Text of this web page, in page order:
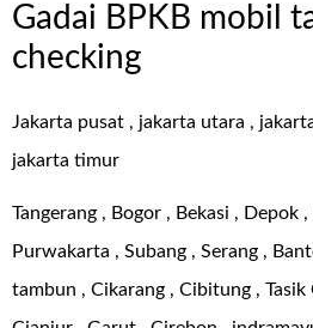
Gadai BPKB mobil
checking
Jakarta pusat , jakarta utara ,
jakarta timur
Tangerang , Bogor , Bekasi , Depok
Purwakarta , Subang , Serang ,
tambun , Cikarang , Cibitung , Tasik